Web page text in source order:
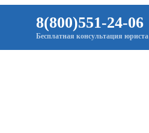
8(800)551-24-06
Бесплатная консультация юриста